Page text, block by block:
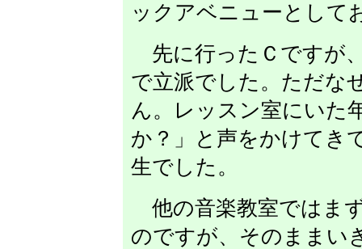
ックアベニューとして
先に行ったＣですが
で立派でした。ただな
ん。レッスン室にいた
か？」と声をかけてき
生でした。
他の音楽教室ではま
のですが、そのままい